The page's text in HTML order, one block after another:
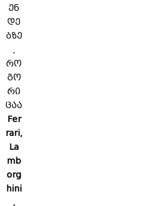
ენ
დე
ბზე
,
რო
გო
რი
ცაა
Fer
rari,
La
mb
org
hini
,